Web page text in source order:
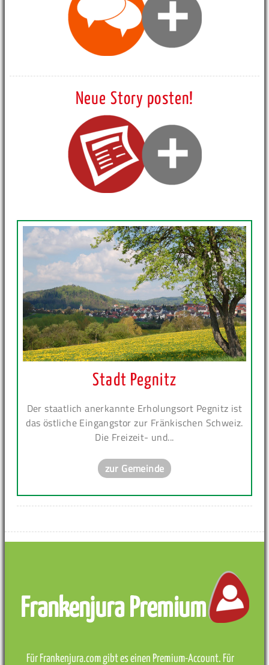
Neue Story posten!
Stadt Pegnitz
Der staatlich anerkannte Erholungsort Pegnitz ist
das östliche Eingangstor zur Fränkischen Schweiz.
Die Freizeit- und...
zur Gemeinde
Frankenjura Premium
Für Frankenjura.com gibt es einen Premium-Account. Für